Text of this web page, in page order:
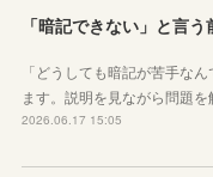
「暗記できない」と言
「どうしても暗記が苦手な
ます。説明を見ながら問題
2026.06.17 15:05